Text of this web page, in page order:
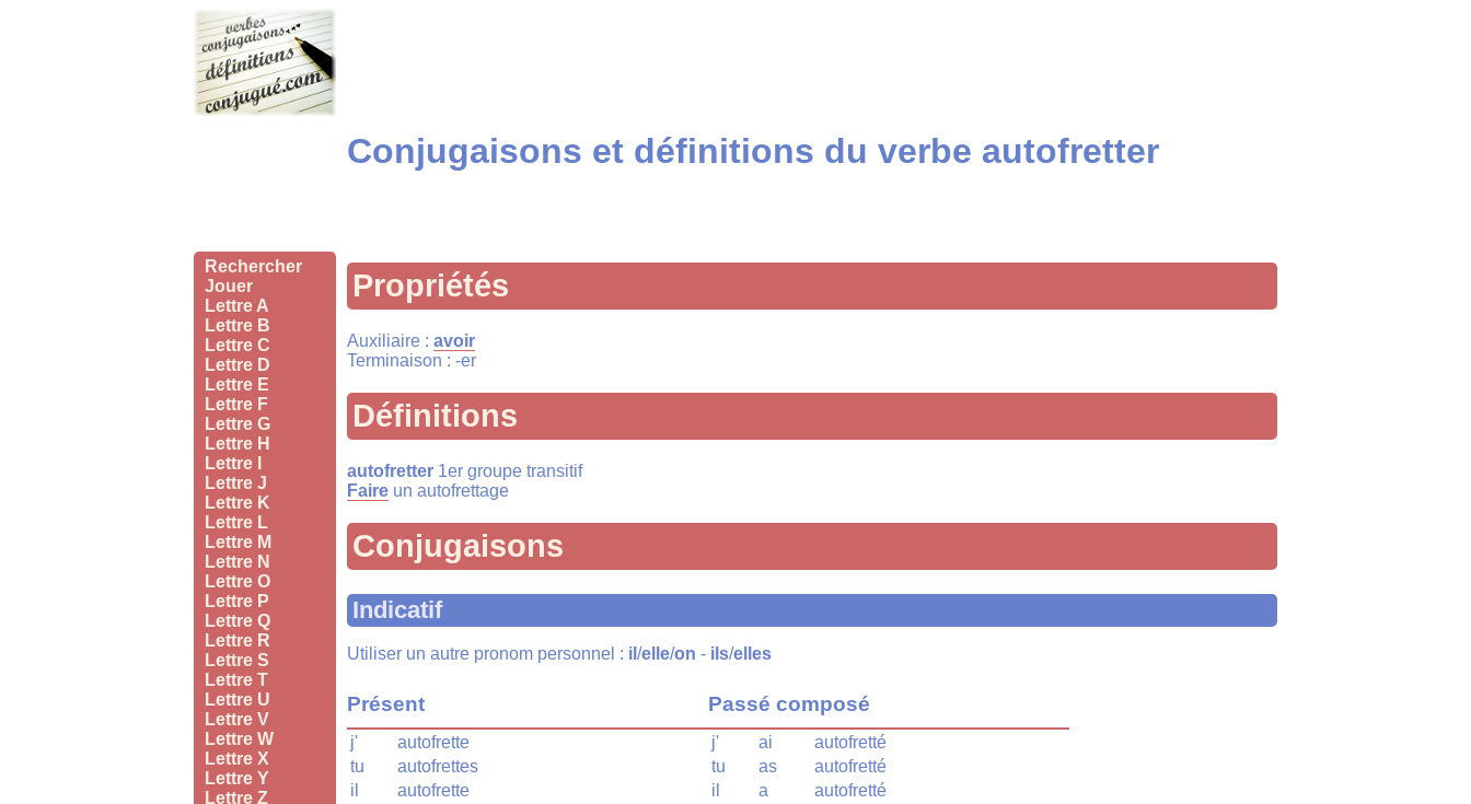
Rechercher
Jouer
Lettre A
Lettre B
Lettre C
Lettre D
Lettre E
Lettre F
Lettre G
Lettre H
Lettre I
Lettre J
Lettre K
Lettre L
Lettre M
Lettre N
Lettre O
Lettre P
Lettre Q
Lettre R
Lettre S
Lettre T
Lettre U
Lettre V
Lettre W
Lettre X
Lettre Y
Lettre Z
Conjugaisons et définitions du verbe autofretter
Propriétés
Auxiliaire : avoir
Terminaison : -er
Définitions
autofretter 1er groupe transitif
Faire un autofrettage
Conjugaisons
Indicatif
Utiliser un autre pronom personnel : il /elle/on - ils/elles
Présent
j'
autofrette
tu
autofrettes
il
autofrette
Passé composé
j' ai
autofretté
tu
as
autofretté
il
a
autofretté